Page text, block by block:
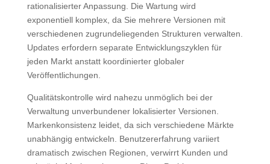
rationalisierter Anpassung. Die Wartung wird
exponentiell komplex, da Sie mehrere Versionen mit
verschiedenen zugrundeliegenden Strukturen verwalten.
Updates erfordern separate Entwicklungszyklen für
jeden Markt anstatt koordinierter globaler
Veröffentlichungen.
Qualitätskontrolle wird nahezu unmöglich bei der
Verwaltung unverbundener lokalisierter Versionen.
Markenkonsistenz leidet, da sich verschiedene Märkte
unabhängig entwickeln. Benutzererfahrung variiert
dramatisch zwischen Regionen, verwirrt Kunden und